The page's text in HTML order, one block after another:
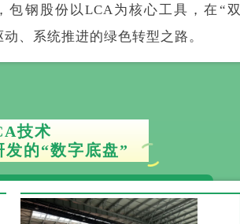
包钢股份以LCA为核心工具，在“双
、系统推进的绿色转型之路。
技术
的“数字底盘”